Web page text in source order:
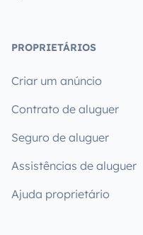
PROPRIETÁRIOS
Criar um anúncio
Contrato de aluguer
Seguro de aluguer
Assistências de aluguer
Ajuda proprietário